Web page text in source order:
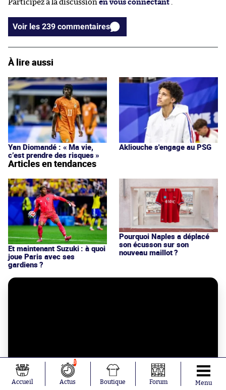
Participez à la discussion en vous connectant
Voir les 239 commentaires
À lire aussi
Yan Diomandé : « Ma vie,
c’est prendre des risques »
Akliouche s'engage au PSG
Articles en tendances
Et maintenant Suzuki : à quoi
joue Paris avec ses
gardiens ?
Pourquoi Naples a déplacé
son écusson sur son
nouveau maillot ?
Accueil
8
Actus Boutique Forum Menu